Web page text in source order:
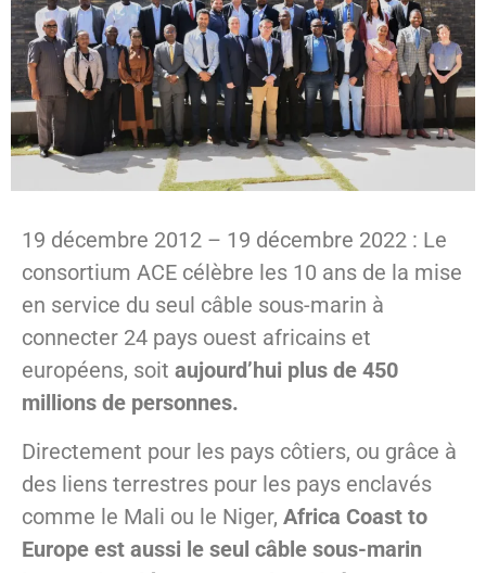
19 décembre 2012 – 19 décembre 2022 : Le
consortium ACE célèbre les 10 ans de la mise
en service du seul câble sous-marin à
connecter 24 pays ouest africains et
européens, soit aujourd’hui plus de 450
millions de personnes.
Directement pour les pays côtiers, ou grâce à
des liens terrestres pour les pays enclavés
comme le Mali ou le Niger, Africa Coast to
Europe est aussi le seul câble sous-marin